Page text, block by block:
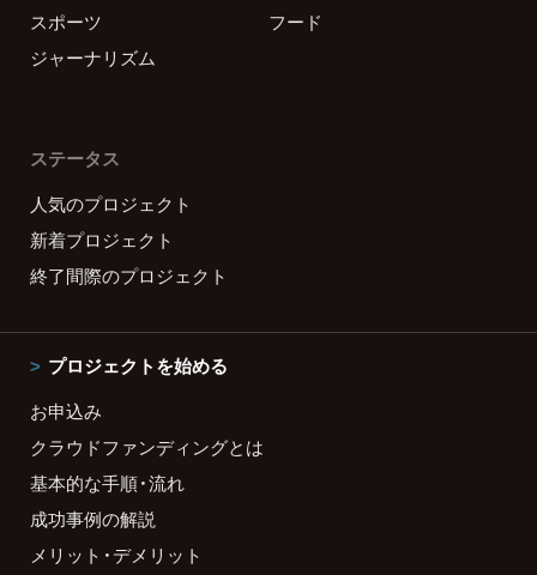
スポーツ
フード
ジャーナリズム
ステータス
人気のプロジェクト
新着プロジェクト
終了間際のプロジェクト
プロジェクトを始める
お申込み
クラウドファンディングとは
基本的な手順・流れ
成功事例の解説
メリット・デメリット